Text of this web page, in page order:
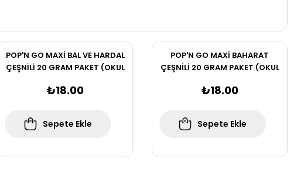
POP'N GO MAXİ BAL VE HARDAL
ÇEŞNİLİ 20 GRAM PAKET (OKUL
₺18.00
Sepete Ekle
POP'N GO MAXİ BAHARAT
ÇEŞNİLİ 20 GRAM PAKET (OKUL
₺18.00
Sepete Ekle